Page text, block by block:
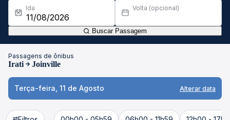
Ida Volta (opcional)
Buscar Passagem
Passagens de ônibus
Irati Joinville
Terça-feira, 11 de Agosto Alterar data